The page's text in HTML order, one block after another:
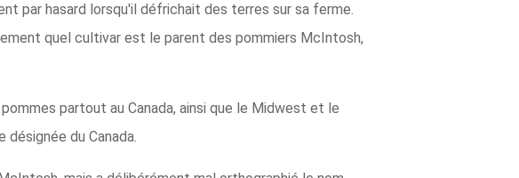
par hasard lorsqu'il défrichait des terres sur sa ferme.
quel cultivar est le parent des pommiers McIntosh,
partout au Canada, ainsi que le Midwest et le
du Canada.